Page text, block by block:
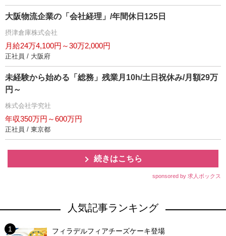
大阪物流企業の「会社経理」/年間休日125日
摂津倉庫株式会社
月給24万4,100円～30万2,000円
正社員 / 大阪府
未経験から始める「総務」残業月10h/土日祝休み/月額29万
円～
株式会社学究社
年収350万円～600万円
正社員 / 東京都
続きはこちら
sponsored by 求人ボックス
人気記事ランキング
フィラデルフィアチーズケーキ登場